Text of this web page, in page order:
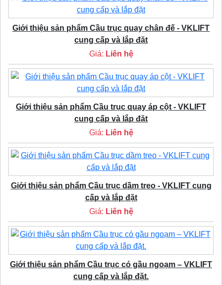
Giới thiệu sản phẩm Cầu trục quay chân đế - VKLIFT
cung cấp và lắp đặt
Giá: Liên hệ
Giới thiệu sản phẩm Cầu trục quay áp cột - VKLIFT
cung cấp và lắp đặt
Giá: Liên hệ
Giới thiệu sản phẩm Cầu trục dầm treo - VKLIFT cung
cấp và lắp đặt
Giá: Liên hệ
Giới thiệu sản phẩm Cầu trục có gầu ngoạm – VKLIFT
cung cấp và lắp đặt.